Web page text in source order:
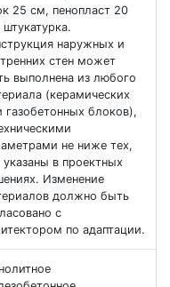
25 см, пенопласт 20
наружных и
стен может
выполнена из любого
(керамических
газобетонных блоков),
не ниже тех,
указаны в проектных
Изменение
должно быть
с
по адаптации.